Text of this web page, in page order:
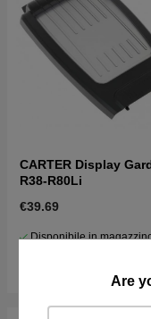
Are
CARTER Display
R38-R80Li
€39.69
Disponibile in